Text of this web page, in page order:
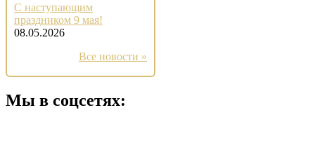
С наступающим
праздником 9 мая!
08.05.2026
Все новости »
Мы в соцсетях: